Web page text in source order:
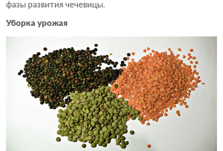
фазы развития чечевицы.
Уборка урожая